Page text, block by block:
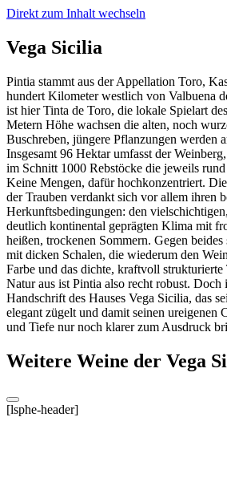
Direkt zum Inhalt wechseln
Vega Sicilia
Pintia stammt aus der Appellation Toro,
hundert Kilometer westlich von Valbuena
ist hier Tinta de Toro, die lokale Spielart
Metern Höhe wachsen die alten, noch
Buschreben, jüngere Pflanzungen werden
Insgesamt 96 Hektar umfasst der
im Schnitt 1000 Rebstöcke die jeweils
Keine Mengen, dafür hochkonzentriert.
der Trauben verdankt sich vor allem ihren
Herkunftsbedingungen: den
deutlich kontinental geprägten Klima mit
heißen, trockenen Sommern. Gegen
mit dicken Schalen, die wiederum den
Farbe und das dichte, kraftvoll
Natur aus ist Pintia also recht robust. Doch
Handschrift des Hauses Vega Sicilia, das
elegant zügelt und damit seinen ureigenen
und Tiefe nur noch klarer zum Ausdruck
Weitere Weine der Vega
[lsphe-header]